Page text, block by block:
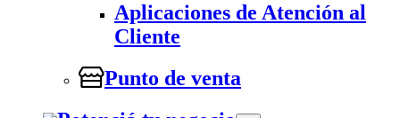
Aplicaciones de Atención al
Cliente
Punto de venta